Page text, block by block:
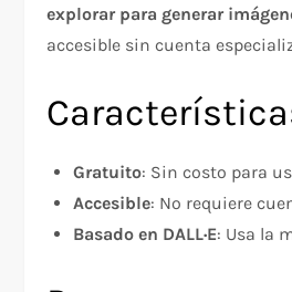
explorar para generar
accesible sin cuenta
Gratuito: Sin costo para
Accesible: No requiere
Basado en DALL·E: Usa la